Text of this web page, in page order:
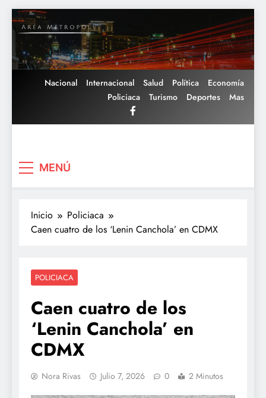
Saltar
al
contenido
Nacional Internacional Salud Política
Economía
Policiaca
Turismo Deportes Mas
MENÚ
Inicio
Policiaca
Caen cuatro de los ‘Lenin Canchola’ en CDMX
POLICIACA
Caen cuatro de los
‘Lenin Canchola’ en
CDMX
Nora Rivas Julio 7, 2026 0 2 Minutos